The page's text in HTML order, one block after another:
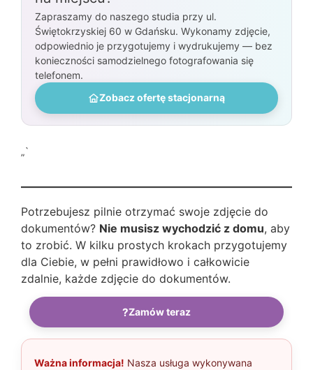
Zapraszamy do naszego studia przy ul.
Świętokrzyskiej 60 w Gdańsku. Wykonamy zdjęcie,
odpowiednio je przygotujemy i wydrukujemy — bez
konieczności samodzielnego fotografowania się
telefonem.
Zobacz ofertę stacjonarną
„`
Potrzebujesz pilnie otrzymać swoje zdjęcie do
dokumentów? Nie musisz wychodzić z domu, aby
to zrobić. W kilku prostych krokach przygotujemy
dla Ciebie, w pełni prawidłowo i całkowicie
zdalnie, każde zdjęcie do dokumentów.
?Zamów teraz
Ważna informacja! Nasza usługa wykonywana